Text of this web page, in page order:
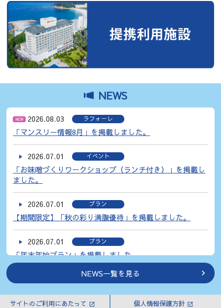
NEWS
2026.08.03 ラフォーレ
「マンスリー情報8月」を掲載しました。
2026.07.01 イベント
「お味噌づくりワークショップ（ランチ付き）」を掲載し
ました。
2026.07.01 プラン
【期間限定】「秋の彩り満腹優待」を掲載しました。
2026.07.01 プラン
「年末年始プラン」を掲載しました。
ラフォーレ
NEWS一覧を見る
サイトのご利用にあたって 個人情報保護方針